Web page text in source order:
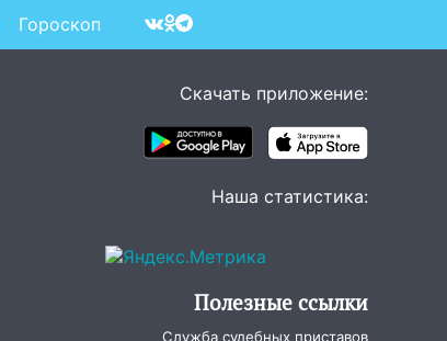
Гороскоп
Скачать приложение:
Наша статистика:
Полезные ссылки
Служба судебных приставов